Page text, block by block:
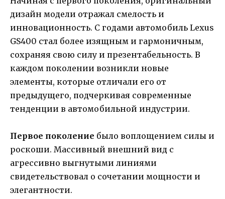
дизайн модели отражал смелость и
инновационность. С годами автомобиль Lexus
GS400 стал более изящным и гармоничным,
сохраняя свою силу и презентабельность. В
каждом поколении возникли новые
элементы, которые отличали его от
предыдущего, подчеркивая современные
тенденции в автомобильной индустрии.
Первое поколение было воплощением силы и
роскоши. Массивный внешний вид с
агрессивно выгнутыми линиями
свидетельствовал о сочетании мощности и
элегантности.